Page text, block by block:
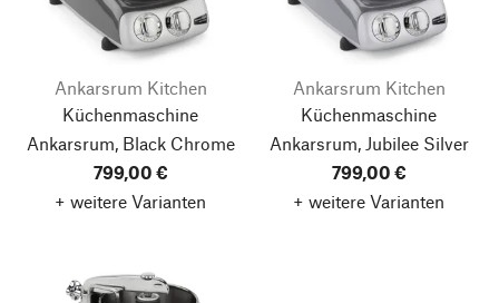
Ankarsrum Kitchen
Küchenmaschine
Ankarsrum, Black Chrome
799,00 €
+ weitere Varianten
Ankarsrum Kitchen
Küchenmaschine
Ankarsrum, Jubilee Silver
799,00 €
+ weitere Varianten